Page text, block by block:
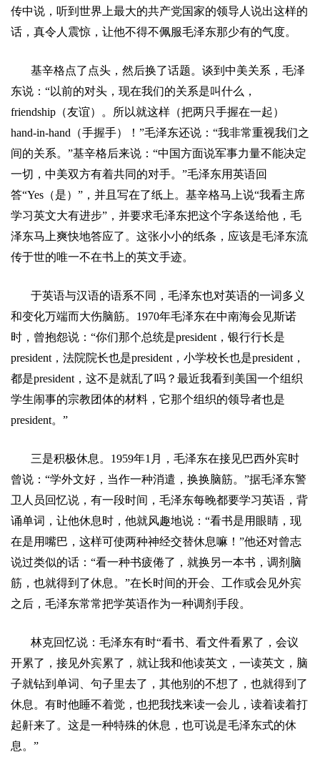
传中说，听到世界上最大的共产党国家的领导人说出这样的
话，真令人震惊，让他不得不佩服毛泽东那少有的气度。
基辛格点了点头，然后换了话题。谈到中美关系，毛泽
东说： “以前的对头，现在我们的关系是叫什么，
friendship （友谊）。所以就这样（把两只手握在一起）
hand-in-hand （手握手）！ ”毛泽东还说： “我非常重视我们之
间的关系。 ”基辛格后来说： “中国方面说军事力量不能决定
一切，中美双方有着共同的对手。 ”毛泽东用英语回
答“Yes （是） ” ，并且写在了纸上。基辛格马上说“我看主席
学习英文大有进步” ，并要求毛泽东把这个字条送给他，毛
泽东马上爽快地答应了。这张小小的纸条，应该是毛泽东流
传于世的唯一不在书上的英文手迹。
于英语与汉语的语系不同，毛泽东也对英语的一词多义
和变化万端而大伤脑筋。 1970年毛泽东在中南海会见斯诺
时，曾抱怨说： “你们那个总统是president ，银行行长是
president ，法院院长也是president ，小学校长也是president ，
都是president ，这不是就乱了吗？最近我看到美国一个组织
学生闹事的宗教团体的材料，它那个组织的领导者也是
president。 ”
三是积极休息。 1959年1 月，毛泽东在接见巴西外宾时
曾说： “学外文好，当作一种消遣，换换脑筋。 ”据毛泽东警
卫人员回忆说，有一段时间，毛泽东每晚都要学习英语，背
诵单词，让他休息时，他就风趣地说： “看书是用眼睛，现
在是用嘴巴，这样可使两种神经交替休息嘛！ ”他还对曾志
说过类似的话： “看一种书疲倦了，就换另一本书，调剂脑
筋，也就得到了休息。 ”在长时间的开会、工作或会见外宾
之后，毛泽东常常把学英语作为一种调剂手段。
林克回忆说：毛泽东有时“看书、看文件看累了，会议
开累了，接见外宾累了，就让我和他读英文，一读英文，脑
子就钻到单词、句子里去了，其他别的不想了，也就得到了
休息。有时他睡不着觉，也把我找来读一会儿，读着读着打
起鼾来了。这是一种特殊的休息，也可说是毛泽东式的休
息。 ”